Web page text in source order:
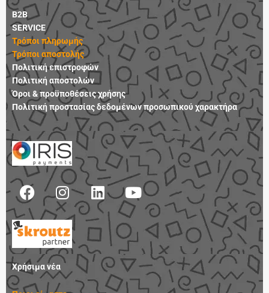
B2B
SERVICE
Τρόποι πληρωμής
Τρόποι αποστολής
Πολιτική επιστροφών
Πολιτική αποστολών
Όροι & προϋποθέσεις χρήσης
Πολιτική προστασίας δεδομένων προσωπικού χαρακτήρα
F
a
c
e
b
o
o
k
I
n
s
t
a
g
r
a
L
i
n
k
e
d
n
Y
o
u
t
u
b
e
Χρήσιμα νέα